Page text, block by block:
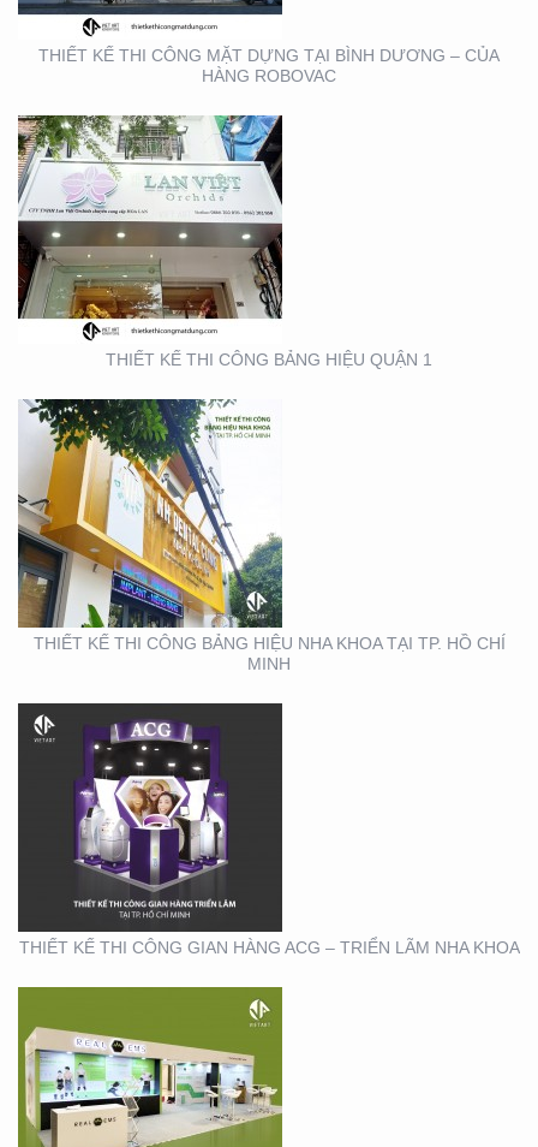
THIẾT KẾ THI CÔNG MẶT DỰNG TẠI BÌNH DƯƠNG – CỦA
HÀNG ROBOVAC
THIẾT KẾ THI CÔNG BẢNG HIỆU QUẬN 1
THIẾT KẾ THI CÔNG
BẢNG HIỆU NHA KHOA
TẠI TP. HỒ CHÍ MINH
THIẾT KẾ THI CÔNG BẢNG HIỆU NHA KHOA TẠI TP. HỒ CHÍ
MINH
THIẾT KẾ THI CÔNG
GIAN HÀNG ACG –
TRIỂN LÃM NHA KHOA
THIẾT KẾ THI CÔNG GIAN HÀNG ACG – TRIỂN LÃM NHA KHOA
THIẾT KẾ THI CÔNG
GIAN HÀNG REAL EMS
TẠI TTTM
THIẾT KẾ THI CÔNG
CHUỖI CỬA HÀNG
THỨC ĂN NHANH TORKI